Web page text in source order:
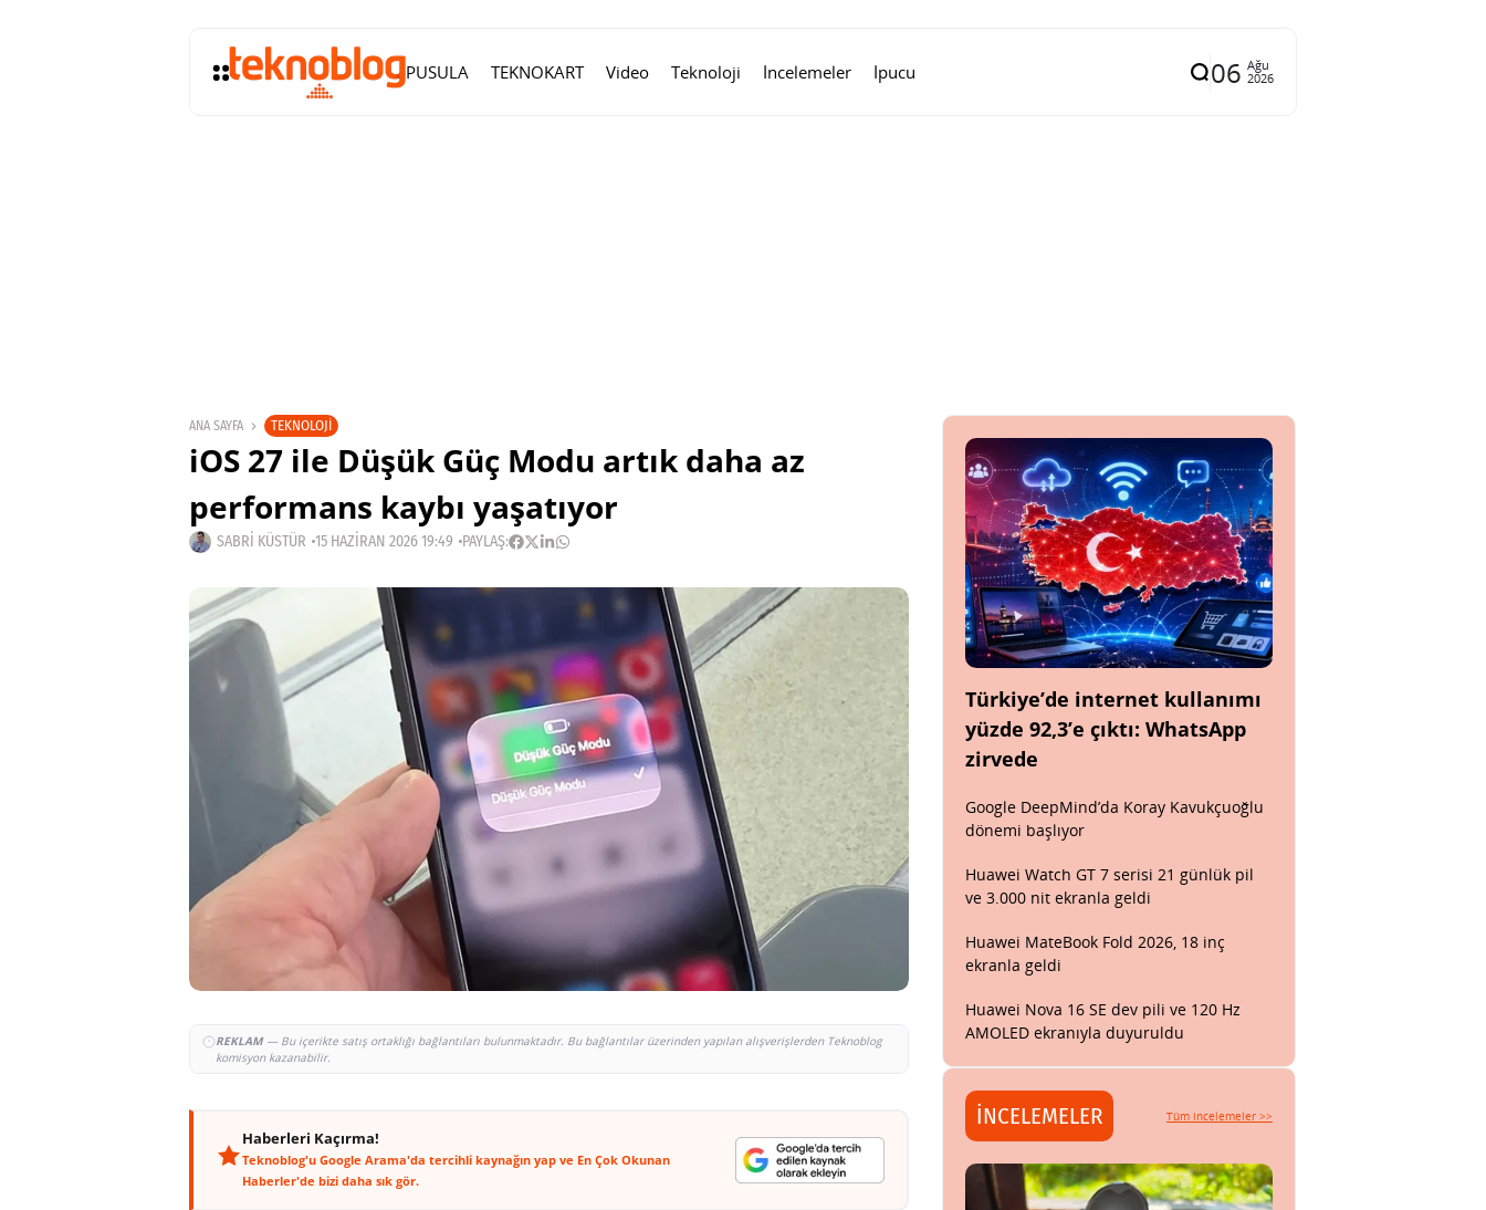
PUSULA TEKNOKART Video Teknoloji İncelemeler İpucu 06 Ağu
2026
ANA SAYFA TEKNOLOJI
iOS 27 ile Düşük Güç Modu artık daha az
performans kaybı yaşatıyor
SABRI KÜSTÜR 15 HAZIRAN 2026 19:49 PAYLAŞ:
REKLAM— Bu içerikte satış ortaklığı bağlantıları bulunmaktadır. Bu bağlantılar üzerinden yapılan alışverişlerden Teknoblog
komisyon kazanabilir.
Haberleri Kaçırma!
Teknoblog'u Google Arama'da tercihli kaynağın yap ve En Çok Okunan
Haberler'de bizi daha sık gör.
Türkiye’de internet kullanımı
yüzde 92,3’e çıktı: WhatsApp
zirvede
Google DeepMind’da Koray Kavukçuoğlu
dönemi başlıyor
Huawei Watch GT 7 serisi 21 günlük pil
ve 3.000 nit ekranla geldi
Huawei MateBook Fold 2026, 18 inç
ekranla geldi
Huawei Nova 16 SE dev pili ve 120 Hz
AMOLED ekranıyla duyuruldu
İNCELEMELER Tüm incelemeler >>